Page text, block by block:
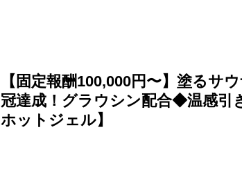
【固定報酬100,000円〜】塗るサ
冠達成！グラウシン配合◆温感引
ホットジェル】